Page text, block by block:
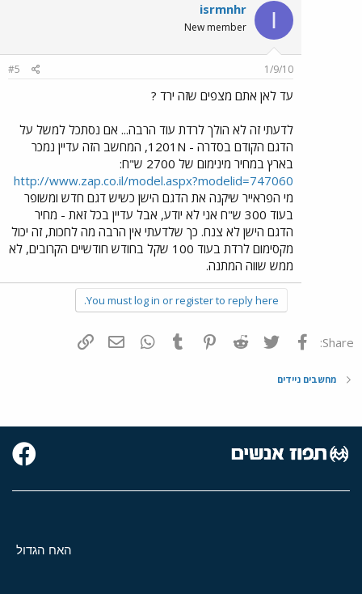
I
isrmnhr
New member
1/9/10
#5
עד לאן אתם מצפים שזה ירד ?
לדעתי זה לא הולך לרדת עוד הרבה... אם נסתכל למשל על
הדגם הקודם בסדרה - 1201N, המחשב הזה עדיין נמכר
בארץ במחיר מינימום של 2700 ש"ח:
http://www.zap.co.il/model.aspx?modelid=747060
מי הפראייר שיקנה את הדגם הישן כשיש דגם חדש ומשופר
בעוד 300 ש"ח אני לא יודע, אבל עדיין בכל זאת - מחיר
הדגם הישן לא צנח. כך שלדעתי אין הרבה מה לחכות, זה יכול
מקסימום לרדת בעוד 100 שקל בחודש חודשיים הקרובים, לא
ממש שווה המתנה.
You must log in or register to reply here.
Share: פייסבוק Twitter
Reddit
Pinterest
Tumblr
WhatsAppדואר אלקטרוני
מחשבים ניידים
האח הגדול